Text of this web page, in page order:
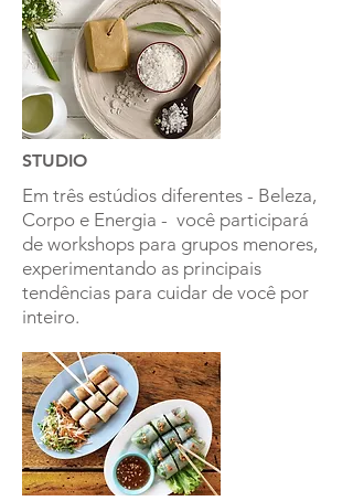
Em três estúdios diferentes - Beleza,
Corpo e Energia - você participará
de workshops para grupos menores,
experimentando as principais
tendências para cuidar de você por
inteiro.
STUDIO